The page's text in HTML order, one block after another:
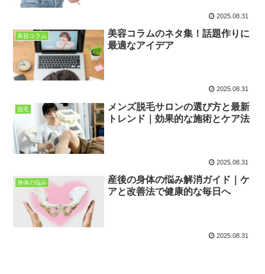
2025.08.31
美容コラム
美容コラムのネタ集！話題作りに
最適なアイデア
2025.08.31
脱毛
メンズ脱毛サロンの選び方と最新
トレンド｜効果的な施術とケア法
2025.08.31
身体の悩み
産後の身体の悩み解消ガイド｜ケ
アと改善法で健康的な毎日へ
2025.08.31